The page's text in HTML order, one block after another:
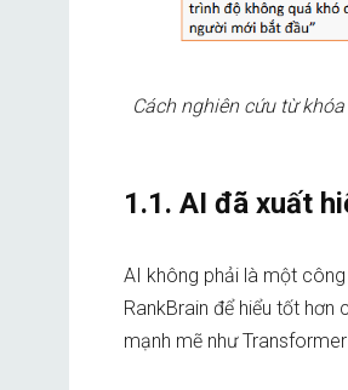
Cách nghiên cứu từ
1.1. AI đã xuất
AI không phải là một
RankBrain để hiểu tốt
mạnh mẽ như